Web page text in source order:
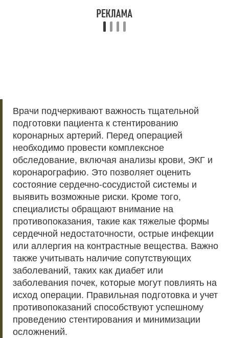
Врачи подчеркивают важность тщательной
подготовки пациента к стентированию
коронарных артерий. Перед операцией
необходимо провести комплексное
обследование, включая анализы крови, ЭКГ и
коронарографию. Это позволяет оценить
состояние сердечно-сосудистой системы и
выявить возможные риски. Кроме того,
специалисты обращают внимание на
противопоказания, такие как тяжелые формы
сердечной недостаточности, острые инфекции
или аллергия на контрастные вещества. Важно
также учитывать наличие сопутствующих
заболеваний, таких как диабет или
заболевания почек, которые могут повлиять на
исход операции. Правильная подготовка и учет
противопоказаний способствуют успешному
проведению стентирования и минимизации
осложнений.